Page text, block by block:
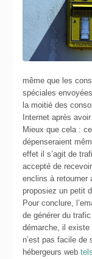
même que les
spéciales
la moitié des
Internet après
Mieux que cela :
dépenseraient
effet il s’agit de
accepté de
enclins à retourner
proposiez un petit
Pour conclure,
de générer du
démarche, il existe
n’est pas facile de
hébergeurs web